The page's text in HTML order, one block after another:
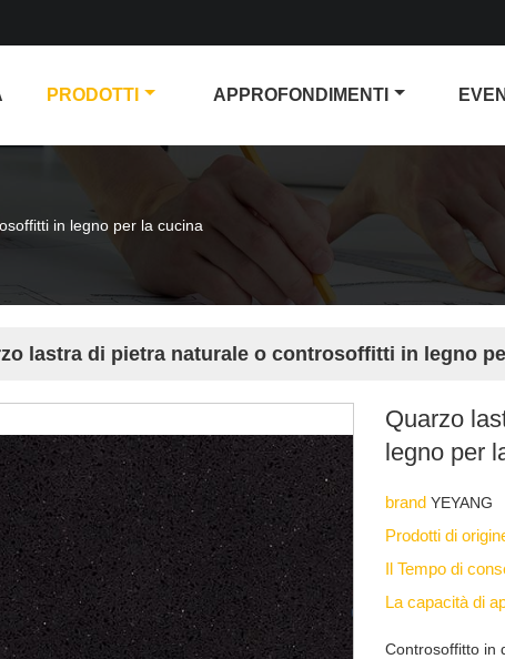
PRODOTTI APPROFONDIMENTI
in legno per la cucina
lastra di pietra naturale o controsoffitti in legno
Quarzo
legno per
brandYEYANG
Prodotti di
Il Tempo di
La capacità di
Controsoffitto in